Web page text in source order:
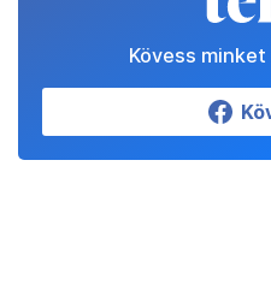
Kövess